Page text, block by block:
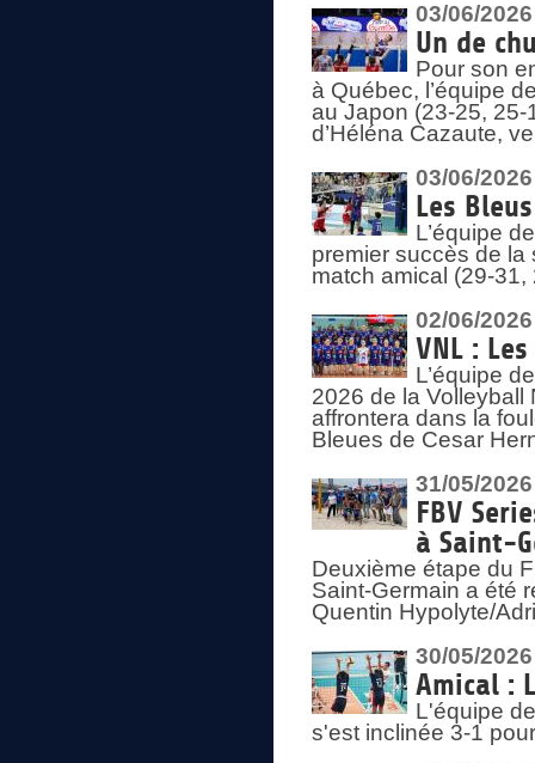
03/06/2026
Un de
Pour son
à Québec, l’équipe
au Japon (23-25,
d’Héléna Cazaute,
03/06/2026
Les
L’équipe
premier succès de la
match amical (29-
02/06/2026
VNL :
L’équipe
2026 de la
affrontera dans la
Bleues de Cesar
31/05/2026
FBV
à Saint-
Deuxième étape du
Saint-Germain a été
Quentin Hypolyte/
30/05/2026
Amical :
L'équipe
s'est inclinée 3-1